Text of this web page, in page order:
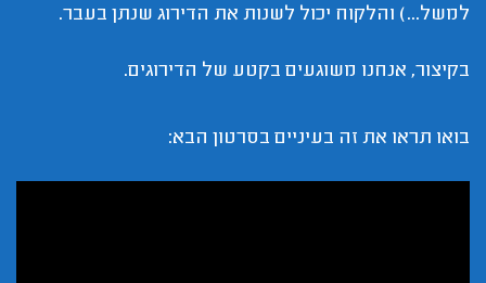
למשל...) והלקוח יכול לשנות את הדירוג שנתן בעבר.
בקיצור, אנחנו משוגעים בקטע של הדירוגים.
בואו תראו את זה בעיניים בסרטון הבא: